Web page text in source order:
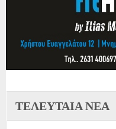
ΤΕΛΕΥΤΑΙΑ ΝΕΑ